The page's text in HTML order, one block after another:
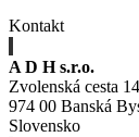
Kontakt
A D H s.r.o.
Zvolenská cesta 14
974 00 Banská
Slovensko